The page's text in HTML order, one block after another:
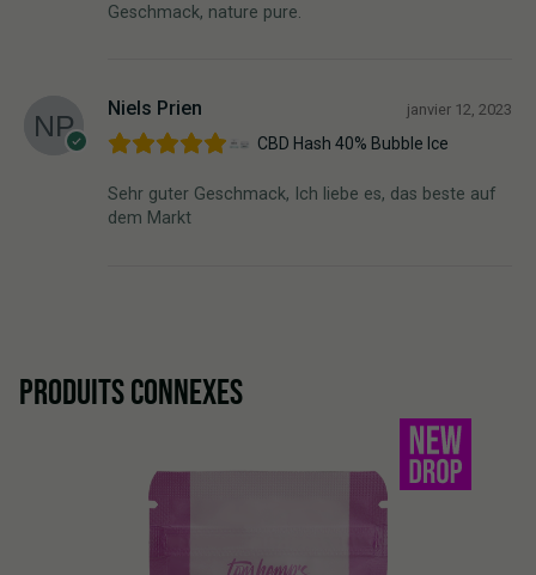
Geschmack, nature pure.
Niels Prien janvier 12, 2023
CBD Hash 40% Bubble Ice
Sehr guter Geschmack, Ich liebe es, das beste auf
dem Markt
PRODUITS CONNEXES